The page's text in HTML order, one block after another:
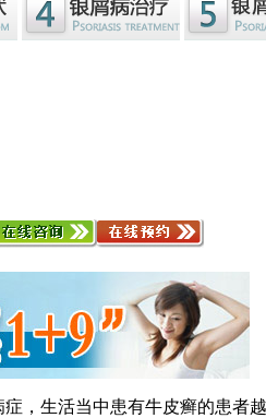
，生活当中患有牛皮癣的患